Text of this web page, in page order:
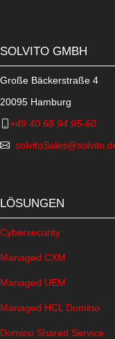
SOLVITO GMBH
Große Bäckerstraße 4
20095 Hamburg
+49 40 68 94 95-60
LÖSUNGEN
Cybersecurity
Managed CXM
Managed UEM
Managed HCL Domino
Domino Shared Service